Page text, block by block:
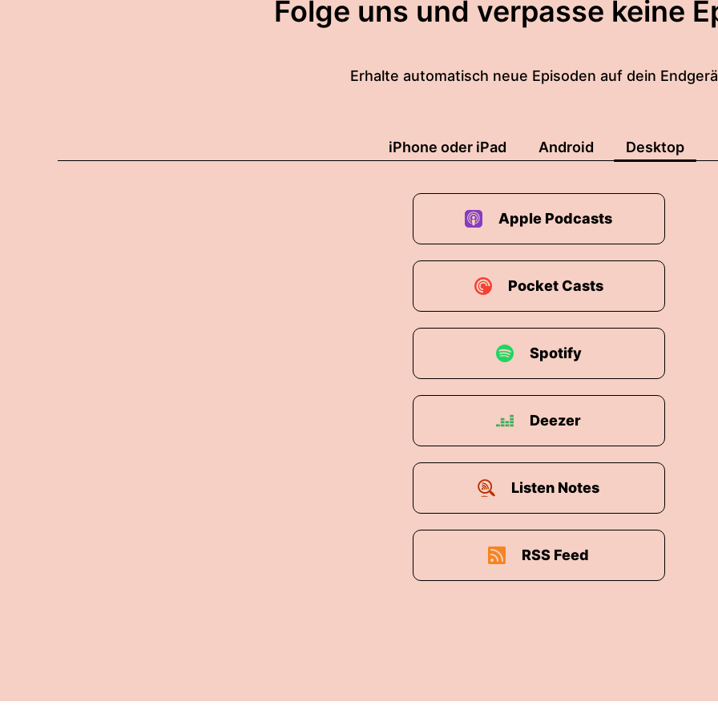
Folge uns und verpasse keine
Erhalte automatisch neue Episoden auf dein
iPhone oder iPad Android Desktop
Apple Podcasts
Pocket Casts
Spotify
Deezer
Listen Notes
RSS Feed